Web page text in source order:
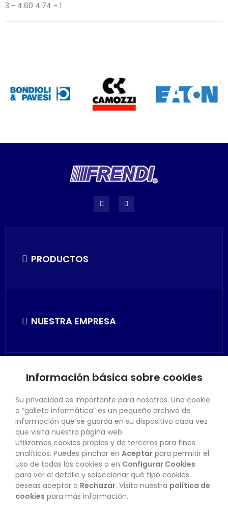
3 - 4.60 4.74 - 1
PRODUCTOS
NUESTRA EMPRESA
SU CUENTA
CONTACTO
BOLETÍN
Información básica sobre cookies
Su privacidad es importante para nosotros. Una cookie
o “galleta informática” es un pequeño archivo de
información que se guarda en su dispositivo cada vez
que visita nuestra página web.
Utilizamos cookies propias y de terceros para fines
analíticos. Puedes pinchar en Aceptar para permitir el
uso de todas las cookies o en Configurar Cookies
para ver el detalle y seleccionar qué tipo cookies
deseas aceptar o Rechazar. Visita nuestra política de
cookies para más información.